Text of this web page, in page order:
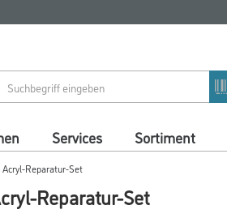
Services Sortiment
Reparatur-Set
Reparatur-Set